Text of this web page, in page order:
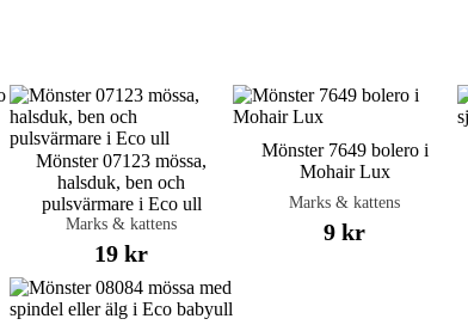
Mönster 07123 mössa,
halsduk, ben och
pulsvärmare i Eco ull
Marks & kattens
19 kr
Mönster 7649 bolero i
Mohair Lux
Marks & kattens
9 kr